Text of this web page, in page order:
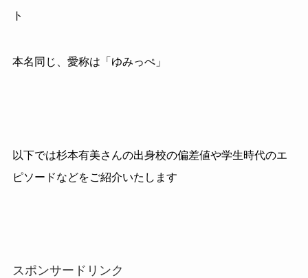
ト
本名同じ、愛称は「ゆみっぺ」
以下では杉本有美さんの出身校の偏差値や学生時代のエ
ピソードなどをご紹介いたします
スポンサードリンク